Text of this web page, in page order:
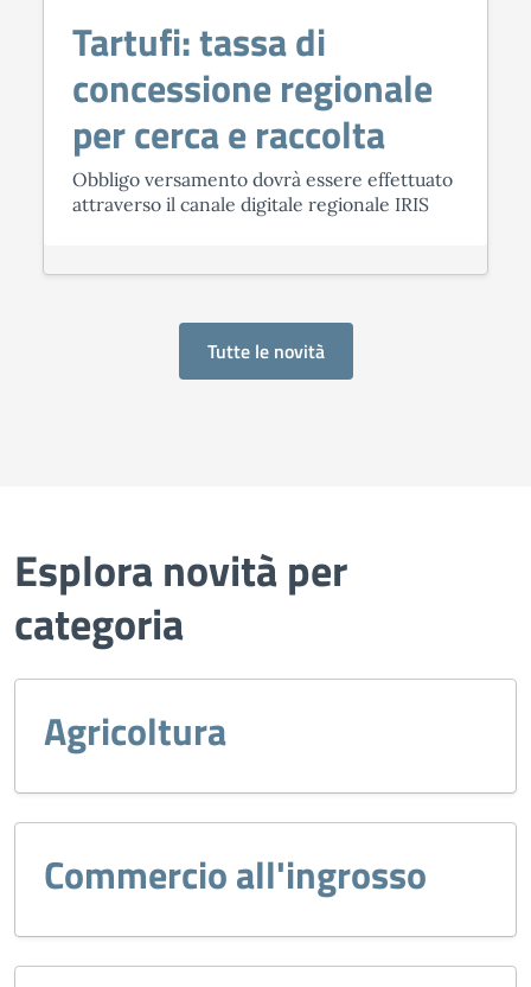
Tartufi: tassa di
concessione regionale
per cerca e raccolta
Obbligo versamento dovrà essere effettuato
attraverso il canale digitale regionale IRIS
Tutte le novità
Esplora novità per
categoria
Agricoltura
Commercio all'ingrosso